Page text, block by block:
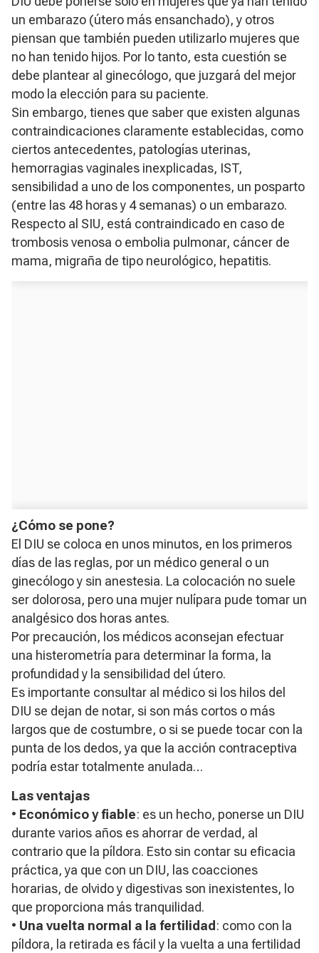
un embarazo (útero más ensanchado), y otros
piensan que también pueden utilizarlo mujeres que
no han tenido hijos. Por lo tanto, esta cuestión se
debe plantear al ginecólogo, que juzgará del mejor
modo la elección para su paciente.
Sin embargo, tienes que saber que existen algunas
contraindicaciones claramente establecidas, como
ciertos antecedentes, patologías uterinas,
hemorragias vaginales inexplicadas, IST,
sensibilidad a uno de los componentes, un posparto
(entre las 48 horas y 4 semanas) o un embarazo.
Respecto al SIU, está contraindicado en caso de
trombosis venosa o embolia pulmonar, cáncer de
mama, migraña de tipo neurológico, hepatitis.
¿Cómo se pone?
El DIU se coloca en unos minutos, en los primeros
días de las reglas, por un médico general o un
ginecólogo y sin anestesia. La colocación no suele
ser dolorosa, pero una mujer nulípara pude tomar un
analgésico dos horas antes.
Por precaución, los médicos aconsejan efectuar
una histerometría para determinar la forma, la
profundidad y la sensibilidad del útero.
Es importante consultar al médico si los hilos del
DIU se dejan de notar, si son más cortos o más
largos que de costumbre, o si se puede tocar con la
punta de los dedos, ya que la acción contraceptiva
podría estar totalmente anulada…
Las ventajas
• Económico y fiable: es un hecho, ponerse un DIU
durante varios años es ahorrar de verdad, al
contrario que la píldora. Esto sin contar su eficacia
práctica, ya que con un DIU, las coacciones
horarias, de olvido y digestivas son inexistentes, lo
que proporciona más tranquilidad.
• Una vuelta normal a la fertilidad : como con la
píldora, la retirada es fácil y la vuelta a una fertilidad